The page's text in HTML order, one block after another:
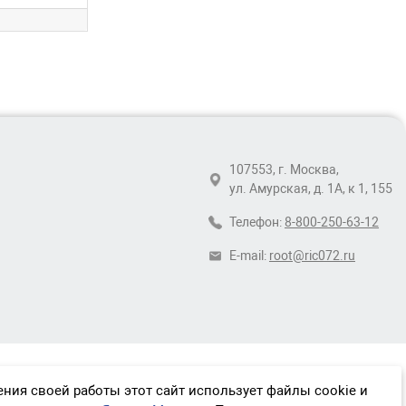
107553, г. Москва,
ул. Амурская, д. 1А, к 1, 155
Телефон: 8-800-250-63-12
E-mail: root@ric072.ru
своей работы этот сайт использует файлы cookie и